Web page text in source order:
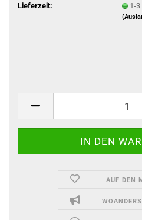
Lieferzeit:
1-
AUF DEN